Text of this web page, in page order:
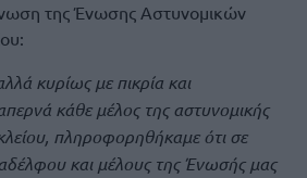
της Ένωσης Αστυνομικών
κυρίως με πικρία και
κάθε μέλος της αστυνομικής
πληροφορηθήκαμε ότι σε
και μέλους της Ένωσής μας